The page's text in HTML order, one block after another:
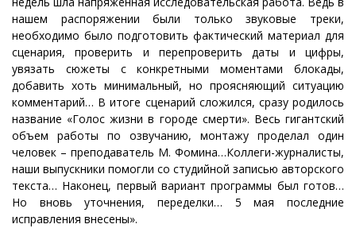
нашем распоряжении были только звуковые треки,
необходимо было подготовить фактический материал для
сценария, проверить и перепроверить даты и цифры,
увязать сюжеты с конкретными моментами блокады,
добавить хоть минимальный, но проясняющий ситуацию
комментарий… В итоге сценарий сложился, сразу родилось
название «Голос жизни в городе смерти». Весь гигантский
объем работы по озвучанию, монтажу проделал один
человек – преподаватель М. Фомина…Коллеги-журналисты,
наши выпускники помогли со студийной записью авторского
текста… Наконец, первый вариант программы был готов…
Но вновь уточнения, переделки… 5 мая последние
исправления внесены».